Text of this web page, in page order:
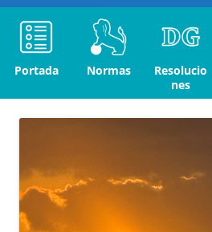
Portada Normas
Resolucio
nes